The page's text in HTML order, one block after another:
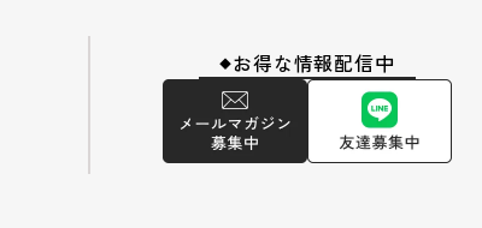
◆お得な情報配信中